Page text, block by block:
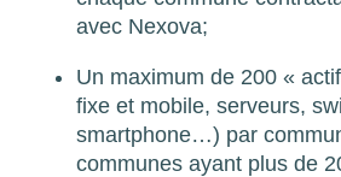
avec Nexova;
Un maximum de 200 «
fixe et mobile, serveurs,
smartphone…) par
communes ayant plus de